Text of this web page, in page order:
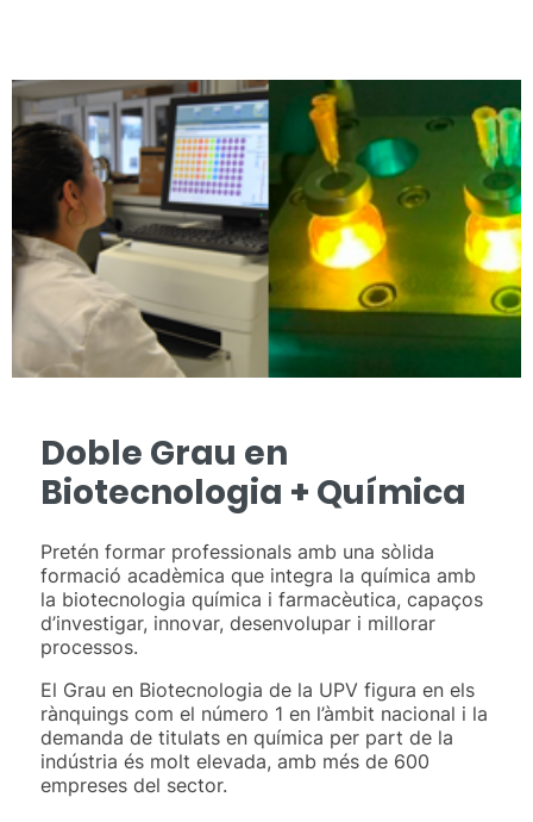
Doble Grau en
Biotecnologia + Química
Pretén formar professionals amb una sòlida
formació acadèmica que integra la química amb
la biotecnologia química i farmacèutica, capaços
d’investigar, innovar, desenvolupar i millorar
processos.
El Grau en Biotecnologia de la UPV figura en els
rànquings com el número 1 en l’àmbit nacional i la
demanda de titulats en química per part de la
indústria és molt elevada, amb més de 600
empreses del sector.